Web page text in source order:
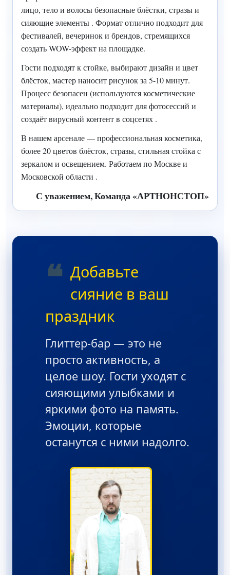
лицо, тело и волосы безопасные блёстки, стразы и
сияющие элементы . Формат отлично подходит для
фестивалей, вечеринок и брендов, стремящихся
создать WOW-эффект на площадке.
Гости подходят к стойке, выбирают дизайн и цвет
блёсток, мастер наносит рисунок за 5-10 минут.
Процесс безопасен (используются косметические
материалы), идеально подходит для фотосессий и
создаёт вирусный контент в соцсетях .
В нашем арсенале — профессиональная косметика,
более 20 цветов блёсток, стразы, стильная стойка с
зеркалом и освещением. Работаем по Москве и
Московской области .
С уважением, Команда «АРТНОНСТОП»
❝ Добавьте
сияние в ваш
праздник
Глиттер-бар — это не
просто активность, а
целое шоу. Гости уходят с
сияющими улыбками и
яркими фото на память.
Эмоции, которые
останутся с ними надолго.